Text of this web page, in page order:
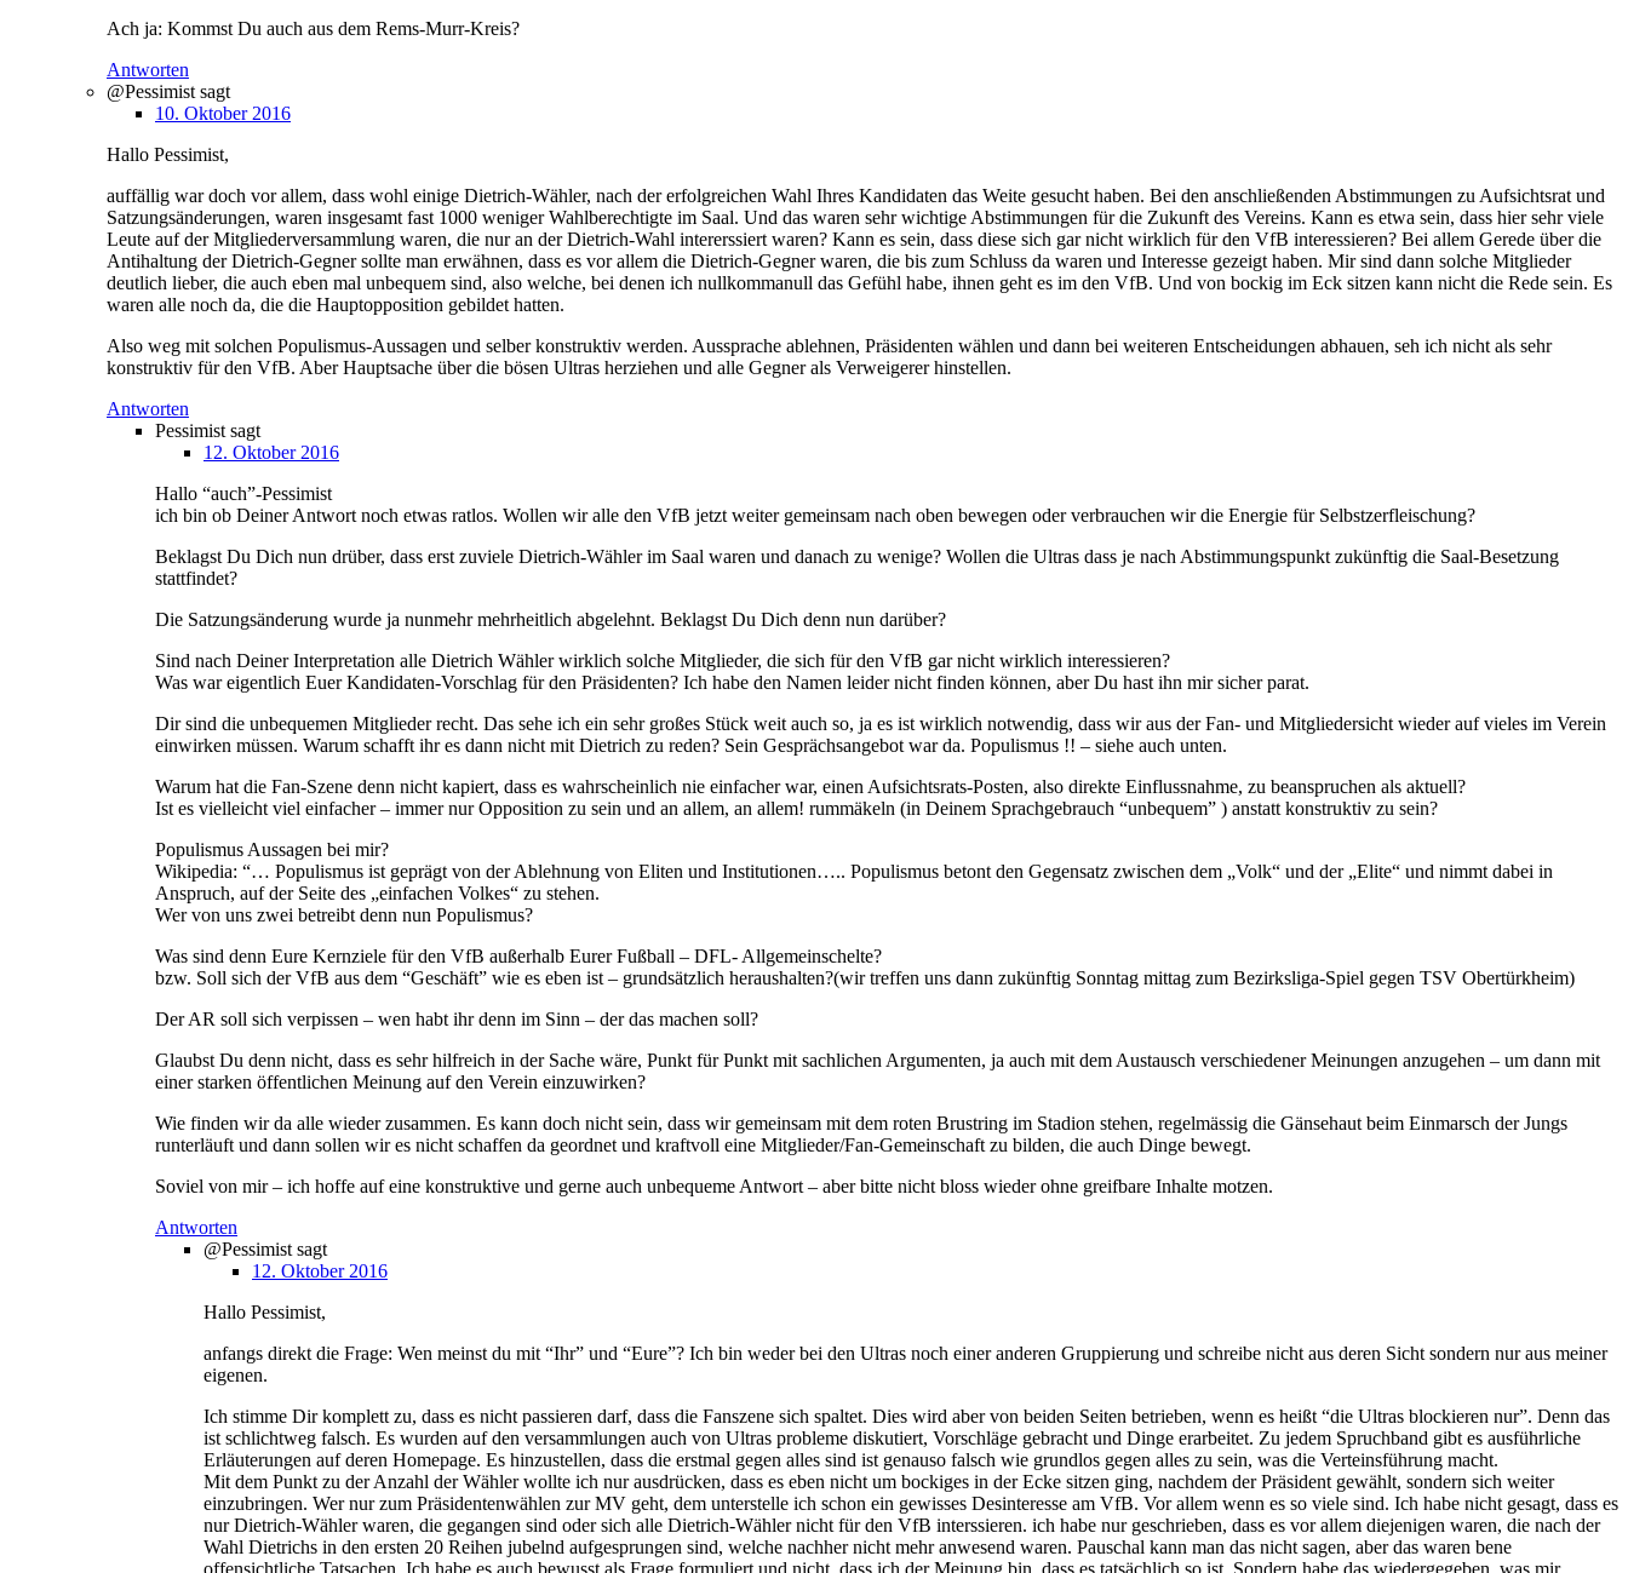
Ach ja: Kommst Du auch aus dem Rems-Murr-Kreis?
Antworten
@Pessimist sagt
10. Oktober 2016
Hallo Pessimist,
auffällig war doch vor allem, dass wohl einige Dietrich-Wähler, nach der erfolgreichen Wahl Ihres Kandidaten das Weite gesucht haben. Bei den anschließenden Abstimmungen zu Aufsichtsrat und
Satzungsänderungen, waren insgesamt fast 1000 weniger Wahlberechtigte im Saal. Und das waren sehr wichtige Abstimmungen für die Zukunft des Vereins. Kann es etwa sein, dass hier sehr viele
Leute auf der Mitgliederversammlung waren, die nur an der Dietrich-Wahl intererssiert waren? Kann es sein, dass diese sich gar nicht wirklich für den VfB interessieren? Bei allem Gerede über die
Antihaltung der Dietrich-Gegner sollte man erwähnen, dass es vor allem die Dietrich-Gegner waren, die bis zum Schluss da waren und Interesse gezeigt haben. Mir sind dann solche Mitglieder
deutlich lieber, die auch eben mal unbequem sind, also welche, bei denen ich nullkommanull das Gefühl habe, ihnen geht es im den VfB. Und von bockig im Eck sitzen kann nicht die Rede sein. Es
waren alle noch da, die die Hauptopposition gebildet hatten.
Also weg mit solchen Populismus-Aussagen und selber konstruktiv werden. Aussprache ablehnen, Präsidenten wählen und dann bei weiteren Entscheidungen abhauen, seh ich nicht als sehr
konstruktiv für den VfB. Aber Hauptsache über die bösen Ultras herziehen und alle Gegner als Verweigerer hinstellen.
Antworten
Pessimist sagt
12. Oktober 2016
Hallo “auch”-Pessimist
ich bin ob Deiner Antwort noch etwas ratlos. Wollen wir alle den VfB jetzt weiter gemeinsam nach oben bewegen oder verbrauchen wir die Energie für Selbstzerfleischung?
Beklagst Du Dich nun drüber, dass erst zuviele Dietrich-Wähler im Saal waren und danach zu wenige? Wollen die Ultras dass je nach Abstimmungspunkt zukünftig die Saal-Besetzung
stattfindet?
Die Satzungsänderung wurde ja nunmehr mehrheitlich abgelehnt. Beklagst Du Dich denn nun darüber?
Sind nach Deiner Interpretation alle Dietrich Wähler wirklich solche Mitglieder, die sich für den VfB gar nicht wirklich interessieren?
Was war eigentlich Euer Kandidaten-Vorschlag für den Präsidenten? Ich habe den Namen leider nicht finden können, aber Du hast ihn mir sicher parat.
Dir sind die unbequemen Mitglieder recht. Das sehe ich ein sehr großes Stück weit auch so, ja es ist wirklich notwendig, dass wir aus der Fan- und Mitgliedersicht wieder auf vieles im Verein
einwirken müssen. Warum schafft ihr es dann nicht mit Dietrich zu reden? Sein Gesprächsangebot war da. Populismus !! – siehe auch unten.
Warum hat die Fan-Szene denn nicht kapiert, dass es wahrscheinlich nie einfacher war, einen Aufsichtsrats-Posten, also direkte Einflussnahme, zu beanspruchen als aktuell?
Ist es vielleicht viel einfacher – immer nur Opposition zu sein und an allem, an allem! rummäkeln (in Deinem Sprachgebrauch “unbequem” ) anstatt konstruktiv zu sein?
Populismus Aussagen bei mir?
Wikipedia: “… Populismus ist geprägt von der Ablehnung von Eliten und Institutionen….. Populismus betont den Gegensatz zwischen dem „Volk“ und der „Elite“ und nimmt dabei in
Anspruch, auf der Seite des „einfachen Volkes“ zu stehen.
Wer von uns zwei betreibt denn nun Populismus?
Was sind denn Eure Kernziele für den VfB außerhalb Eurer Fußball – DFL- Allgemeinschelte?
bzw. Soll sich der VfB aus dem “Geschäft” wie es eben ist – grundsätzlich heraushalten?(wir treffen uns dann zukünftig Sonntag mittag zum Bezirksliga-Spiel gegen TSV Obertürkheim)
Der AR soll sich verpissen – wen habt ihr denn im Sinn – der das machen soll?
Glaubst Du denn nicht, dass es sehr hilfreich in der Sache wäre, Punkt für Punkt mit sachlichen Argumenten, ja auch mit dem Austausch verschiedener Meinungen anzugehen – um dann mit
einer starken öffentlichen Meinung auf den Verein einzuwirken?
Wie finden wir da alle wieder zusammen. Es kann doch nicht sein, dass wir gemeinsam mit dem roten Brustring im Stadion stehen, regelmässig die Gänsehaut beim Einmarsch der Jungs
runterläuft und dann sollen wir es nicht schaffen da geordnet und kraftvoll eine Mitglieder/Fan-Gemeinschaft zu bilden, die auch Dinge bewegt.
Soviel von mir – ich hoffe auf eine konstruktive und gerne auch unbequeme Antwort – aber bitte nicht bloss wieder ohne greifbare Inhalte motzen.
Antworten
@Pessimist sagt
12. Oktober 2016
Hallo Pessimist,
anfangs direkt die Frage: Wen meinst du mit “Ihr” und “Eure”? Ich bin weder bei den Ultras noch einer anderen Gruppierung und schreibe nicht aus deren Sicht sondern nur aus meiner
eigenen.
Ich stimme Dir komplett zu, dass es nicht passieren darf, dass die Fanszene sich spaltet. Dies wird aber von beiden Seiten betrieben, wenn es heißt “die Ultras blockieren nur”. Denn das
ist schlichtweg falsch. Es wurden auf den versammlungen auch von Ultras probleme diskutiert, Vorschläge gebracht und Dinge erarbeitet. Zu jedem Spruchband gibt es ausführliche
Erläuterungen auf deren Homepage. Es hinzustellen, dass die erstmal gegen alles sind ist genauso falsch wie grundlos gegen alles zu sein, was die Verteinsführung macht.
Mit dem Punkt zu der Anzahl der Wähler wollte ich nur ausdrücken, dass es eben nicht um bockiges in der Ecke sitzen ging, nachdem der Präsident gewählt, sondern sich weiter
einzubringen. Wer nur zum Präsidentenwählen zur MV geht, dem unterstelle ich schon ein gewisses Desinteresse am VfB. Vor allem wenn es so viele sind. Ich habe nicht gesagt, dass es
nur Dietrich-Wähler waren, die gegangen sind oder sich alle Dietrich-Wähler nicht für den VfB interssieren. ich habe nur geschrieben, dass es vor allem diejenigen waren, die nach der
Wahl Dietrichs in den ersten 20 Reihen jubelnd aufgesprungen sind, welche nachher nicht mehr anwesend waren. Pauschal kann man das nicht sagen, aber das waren bene